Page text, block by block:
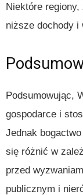
Niektóre regiony,
niższe dochody i
Podsumowując,
gospodarce i
Jednak
się różnić w
przed
publicznym i